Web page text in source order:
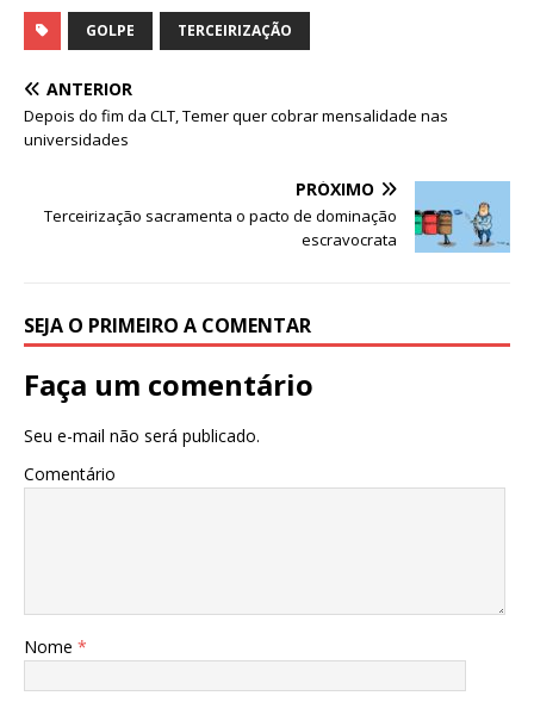
c
b
k
it
r A
p
GOLPE TERCEIRIZAÇÃO
ANTERIOR
Depois do fim da CLT, Temer quer cobrar mensalidade nas
universidades
PRÓXIMO
Terceirização sacramenta o pacto de dominação
escravocrata
SEJA O PRIMEIRO A COMENTAR
Faça um comentário
Seu e-mail não será publicado.
Comentário
Nome *